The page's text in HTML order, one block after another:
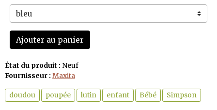
Ajouter au panier
État du produit : Neuf
Fournisseur : Maxita
doudou poupée lutin enfant Bébé Simpson